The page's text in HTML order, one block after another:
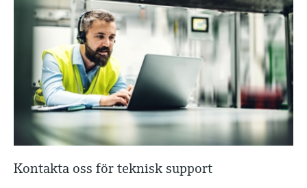
Kontakta oss för teknisk support